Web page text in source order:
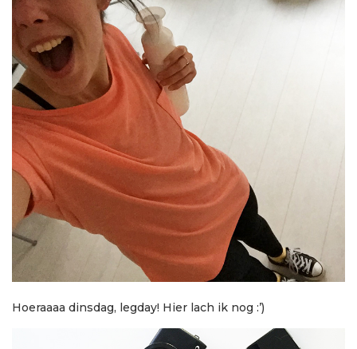
Hoeraaaa dinsdag, legday! Hier lach ik nog :’)